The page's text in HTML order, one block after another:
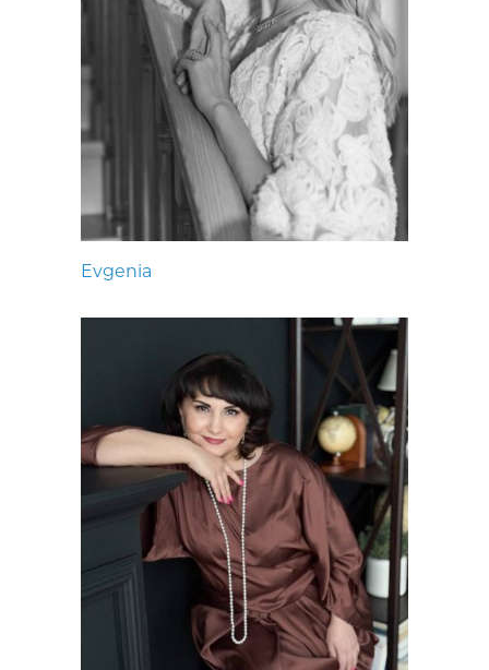
Evgenia